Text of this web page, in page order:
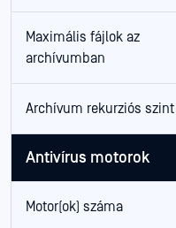
Maximális fájlok az
archívumban
Archívum rekurziós szint
Antivírus motorok
Motor(ok) száma